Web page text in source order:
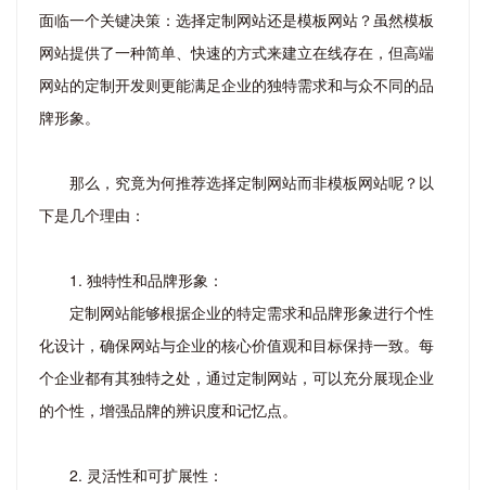
面临一个关键决策：选择定制网站还是模板网站？虽然模板
网站提供了一种简单、快速的方式来建立在线存在，但高端
网站的定制开发则更能满足企业的独特需求和与众不同的品
牌形象。
那么，究竟为何推荐选择定制网站而非模板网站呢？以
下是几个理由：
1. 独特性和品牌形象：
定制网站能够根据企业的特定需求和品牌形象进行个性
化设计，确保网站与企业的核心价值观和目标保持一致。每
个企业都有其独特之处，通过定制网站，可以充分展现企业
的个性，增强品牌的辨识度和记忆点。
2. 灵活性和可扩展性：